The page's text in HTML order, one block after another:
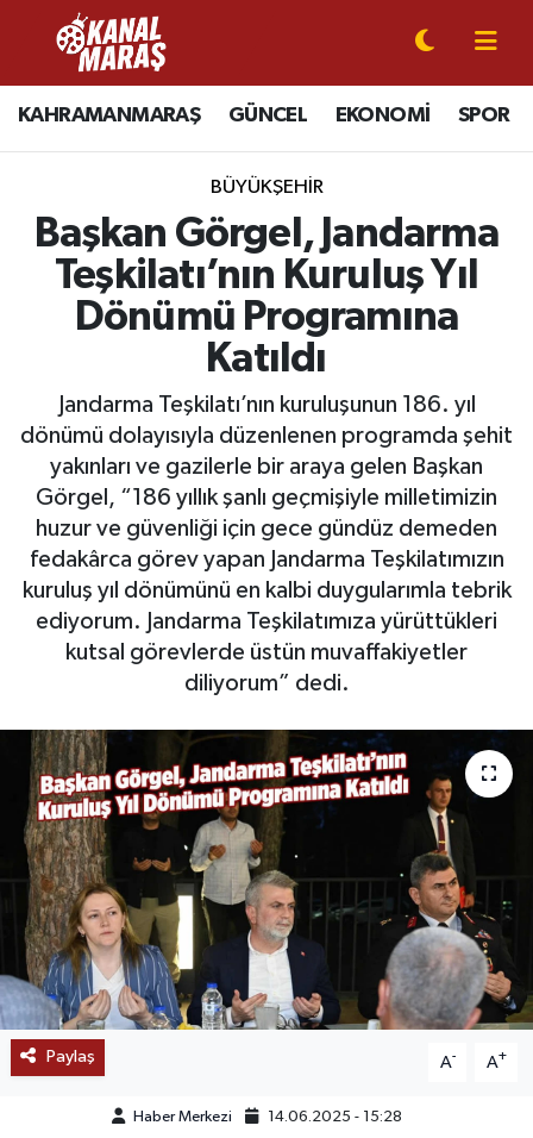
KAHRAMANMARAŞ GÜNCEL EKONOMİ SPOR
BÜYÜKŞEHİR
Başkan Görgel, Jandarma
Teşkilatı’nın Kuruluş Yıl
Dönümü Programına
Katıldı
Jandarma Teşkilatı’nın kuruluşunun 186. yıl
dönümü dolayısıyla düzenlenen programda şehit
yakınları ve gazilerle bir araya gelen Başkan
Görgel, “186 yıllık şanlı geçmişiyle milletimizin
huzur ve güvenliği için gece gündüz demeden
fedakârca görev yapan Jandarma Teşkilatımızın
kuruluş yıl dönümünü en kalbi duygularımla tebrik
ediyorum. Jandarma Teşkilatımıza yürüttükleri
kutsal görevlerde üstün muvaffakiyetler
diliyorum” dedi.
Paylaş A- A+
Haber Merkezi 14.06.2025 - 15:28
CANLI YAYIN
KAHRAMANMARAŞ
SPOR
SİYASET
EKONOMİ
GÜNDEM
MAGAZİN
SAĞLIK
EĞİTİM
KEŞFET
POPÜLER
DÜNYA
TREND
MEDYA
OTOMOTİV
TEKNOLOJİ
Kahramanmaraş Nöbetçi Eczaneler
Kahramanmaraş Hava Durumu
Kahramanmaraş Trafik Yoğunluk Haritası
Süper Lig Puan Durumu ve Fikstür
Tüm Manşetler
Son Dakika Haberleri
Haber Arşivi